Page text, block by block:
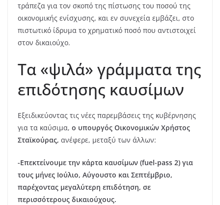
τράπεζα για τον σκοπό της πίστωσης του ποσού της
οικονομικής ενίσχυσης, και εν συνεχεία εμβάζει, στο
πιστωτικό ίδρυμα το χρηματικό ποσό που αντιστοιχεί
στον δικαιούχο.
Τα «ψιλά» γράμματα της
επιδότησης καυσίμων
Εξειδικεύοντας τις νέες παρεμβάσεις της κυβέρνησης
για τα καύσιμα, ο υπουργός Οικονομικών Χρήστος
Σταϊκούρας, ανέφερε, μεταξύ των άλλων:
-Επεκτείνουμε την κάρτα καυσίμων (fuel-pass 2) για
τους μήνες Ιούλιο, Αύγουστο και Σεπτέμβριο,
παρέχοντας μεγαλύτερη επιδότηση, σε
περισσότερους δικαιούχους.